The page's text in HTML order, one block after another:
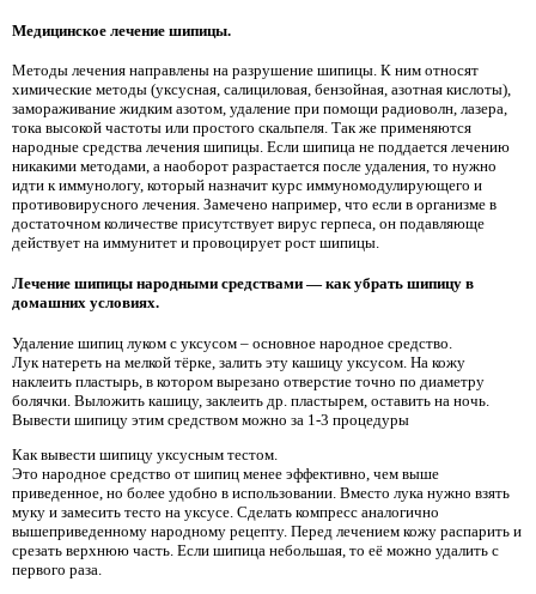
Медицинское лечение шипицы.
Методы лечения направлены на разрушение шипицы. К ним относят
химические методы (уксусная, салициловая, бензойная, азотная кислоты),
замораживание жидким азотом, удаление при помощи радиоволн, лазера,
тока высокой частоты или простого скальпеля. Так же применяются
народные средства лечения шипицы. Если шипица не поддается лечению
никакими методами, а наоборот разрастается после удаления, то нужно
идти к иммунологу, который назначит курс иммуномодулирующего и
противовирусного лечения. Замечено например, что если в организме в
достаточном количестве присутствует вирус герпеса, он подавляюще
действует на иммунитет и провоцирует рост шипицы.
Лечение шипицы народными средствами — как убрать шипицу в
домашних условиях.
Удаление шипиц луком с уксусом – основное народное средство.
Лук натереть на мелкой тёрке, залить эту кашицу уксусом. На кожу
наклеить пластырь, в котором вырезано отверстие точно по диаметру
болячки. Выложить кашицу, заклеить др. пластырем, оставить на ночь.
Вывести шипицу этим средством можно за 1-3 процедуры
Как вывести шипицу уксусным тестом.
Это народное средство от шипиц менее эффективно, чем выше
приведенное, но более удобно в использовании. Вместо лука нужно взять
муку и замесить тесто на уксусе. Сделать компресс аналогично
вышеприведенному народному рецепту. Перед лечением кожу распарить и
срезать верхнюю часть. Если шипица небольшая, то её можно удалить с
первого раза.